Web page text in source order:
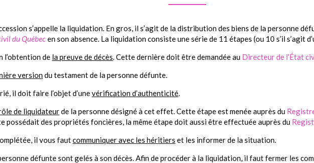
s’appelle la liquidation. En gros, il s’agit de la distribution des biens de la personne
du Québecen son absence. La liquidation consiste une série de 11 étapes (ou 10 s’il s’agit
l’obtention de la preuve de décès. Cette dernière doit être demandée au Directeur de l’État
versiondu testament de la personne défunte.
il doit faire l’objet d’unevérification d’authenticité.
de liquidateurde la personne désigné à cet effet. Cette étape est menée auprès du
possédait des propriétés foncières, la même étape doit aussi être effectuée auprès du
il vous fautcommuniquer avec les héritiers et les informer de la situation.
défunte sont gelés à son décès. Afin de procéder à la liquidation, il faut fermer les